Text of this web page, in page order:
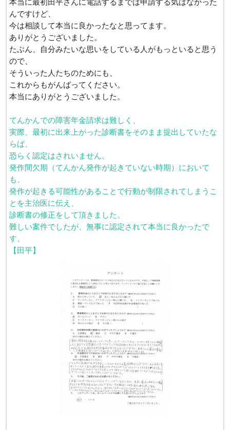
本当に最初田平さんに電話するまでは申請する気はなかった
んですけど、
今は相談して本当に良かったなと思ってます。
ありがとうございました。
たぶん、自分みたいな思いをしている人がもっといると思う
ので、
そういった人たちのためにも、
これからもがんばってください。
本当にありがとうございました。
てんかんでの障害年金請求は難しく、
実際、最初に出来上がった診断書をそのまま提出していたな
らば、
恐らく認定はされいません。
発作間欠期（てんかん発作が起きていない時期）において
も、
発作が起きる可能性があることで行動が制限されてしまうこ
とを主治医に伝え、
診断書の修正をして頂きました。
難しい案件でしたが、無事に認定されて本当に良かったで
す。
【田平】